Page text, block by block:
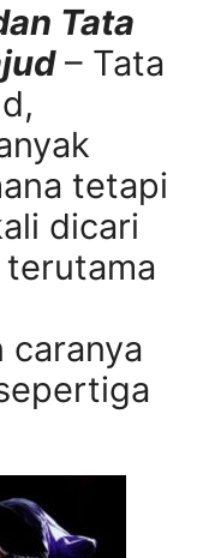
Tata
– Tata
tetapi
dicari
caranya